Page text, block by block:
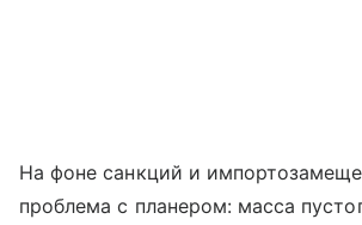
На фоне санкций и
проблема с планером: масса